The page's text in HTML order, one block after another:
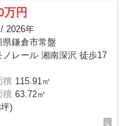
万円
2026年
県鎌倉市常盤
ノレール 湘南深沢 徒歩17
積 115.91㎡
積 63.72㎡
)